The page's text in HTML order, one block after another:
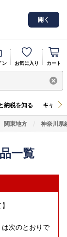
開く
ン お気に入り カート
納税を知る キャン
関東地方 神奈川県
一覧
次のとおりで